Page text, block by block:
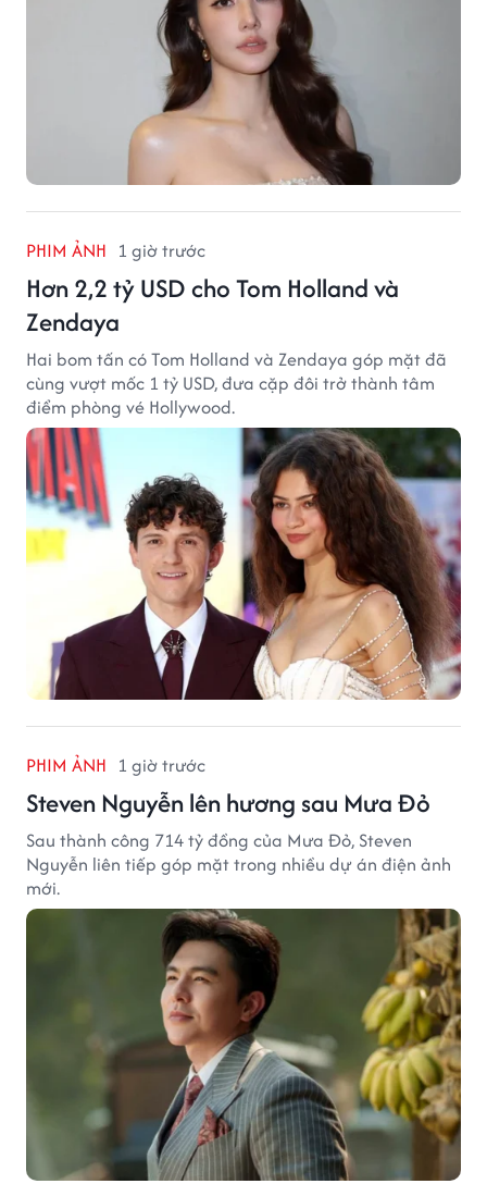
PHIM ẢNH 1 giờ trước
Hơn 2,2 tỷ USD cho Tom Holland và
Zendaya
Hai bom tấn có Tom Holland và Zendaya góp mặt đã
cùng vượt mốc 1 tỷ USD, đưa cặp đôi trở thành tâm
điểm phòng vé Hollywood.
PHIM ẢNH 1 giờ trước
Steven Nguyễn lên hương sau Mưa Đỏ
Sau thành công 714 tỷ đồng của Mưa Đỏ, Steven
Nguyễn liên tiếp góp mặt trong nhiều dự án điện ảnh
mới.